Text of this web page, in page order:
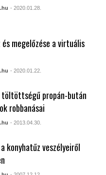
- 2020.01.28.
és megelőzése a virtuális
- 2020.01.22.
töltöttségű propán-bután
robbanásai
- 2013.04.30.
konyhatűz veszélyeiről